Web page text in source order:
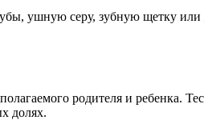
ушную серу, зубную щетку или
родителя и ребенка.
долях.